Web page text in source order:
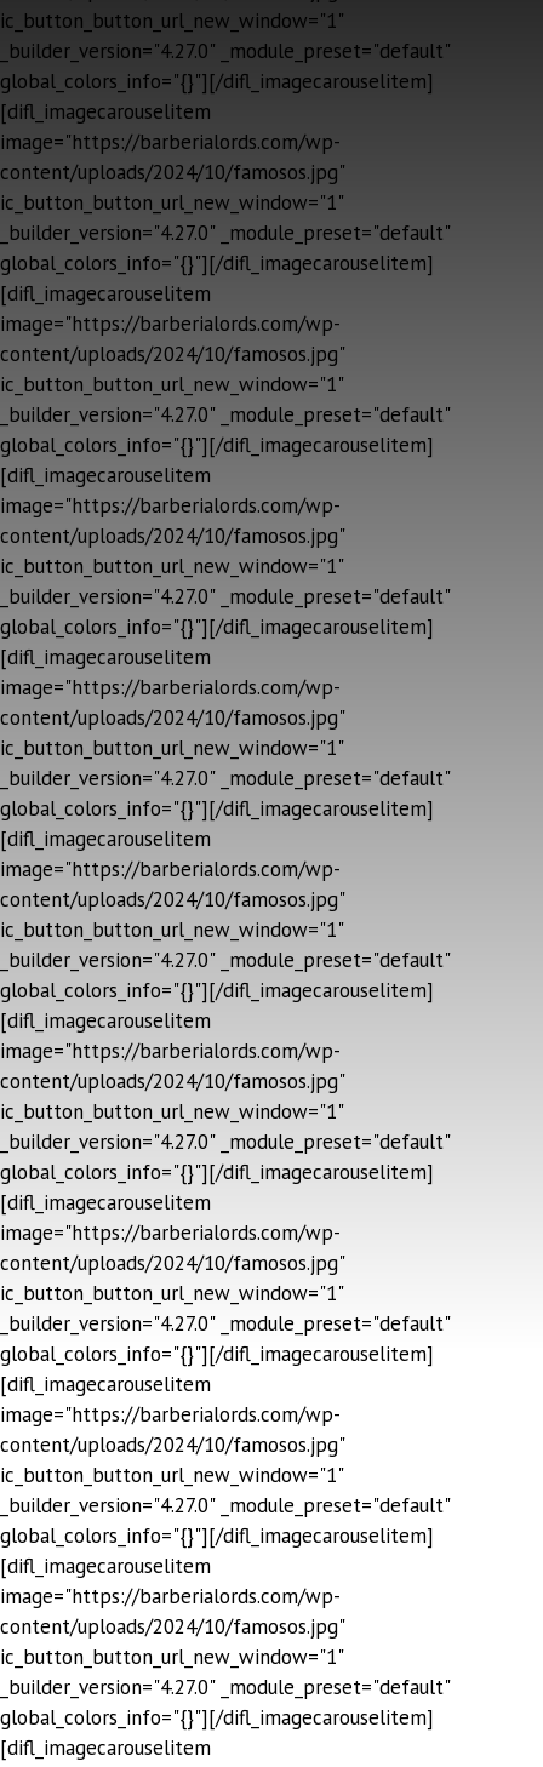
ic_button_button_url_new_window="1"
_builder_version="4.27.0" _module_preset="default"
global_colors_info="{}"][/difl_imagecarouselitem]
[difl_imagecarouselitem
image="https://barberialords.com/wp-
content/uploads/2024/10/famosos.jpg"
ic_button_button_url_new_window="1"
_builder_version="4.27.0" _module_preset="default"
global_colors_info="{}"][/difl_imagecarouselitem]
[difl_imagecarouselitem
image="https://barberialords.com/wp-
content/uploads/2024/10/famosos.jpg"
ic_button_button_url_new_window="1"
_builder_version="4.27.0" _module_preset="default"
global_colors_info="{}"][/difl_imagecarouselitem]
[difl_imagecarouselitem
image="https://barberialords.com/wp-
content/uploads/2024/10/famosos.jpg"
ic_button_button_url_new_window="1"
_builder_version="4.27.0" _module_preset="default"
global_colors_info="{}"][/difl_imagecarouselitem]
[difl_imagecarouselitem
image="https://barberialords.com/wp-
content/uploads/2024/10/famosos.jpg"
ic_button_button_url_new_window="1"
_builder_version="4.27.0" _module_preset="default"
global_colors_info="{}"][/difl_imagecarouselitem]
[difl_imagecarouselitem
image="https://barberialords.com/wp-
content/uploads/2024/10/famosos.jpg"
ic_button_button_url_new_window="1"
_builder_version="4.27.0" _module_preset="default"
global_colors_info="{}"][/difl_imagecarouselitem]
[difl_imagecarouselitem
image="https://barberialords.com/wp-
content/uploads/2024/10/famosos.jpg"
ic_button_button_url_new_window="1"
_builder_version="4.27.0" _module_preset="default"
global_colors_info="{}"][/difl_imagecarouselitem]
[difl_imagecarouselitem
image="https://barberialords.com/wp-
content/uploads/2024/10/famosos.jpg"
ic_button_button_url_new_window="1"
_builder_version="4.27.0" _module_preset="default"
global_colors_info="{}"][/difl_imagecarouselitem]
[difl_imagecarouselitem
image="https://barberialords.com/wp-
content/uploads/2024/10/famosos.jpg"
ic_button_button_url_new_window="1"
_builder_version="4.27.0" _module_preset="default"
global_colors_info="{}"][/difl_imagecarouselitem]
[difl_imagecarouselitem
image="https://barberialords.com/wp-
content/uploads/2024/10/famosos.jpg"
ic_button_button_url_new_window="1"
_builder_version="4.27.0" _module_preset="default"
global_colors_info="{}"][/difl_imagecarouselitem]
[difl_imagecarouselitem